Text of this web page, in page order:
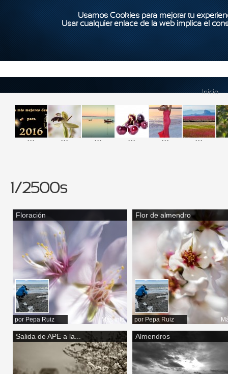
Usamos Cookies para mejorar tu
Usar cualquier enlace de la web implica el
Inicio
... ... ... ... ... ...
1/2500s
Floración
por Pepa Ruiz Más info
Flor de almendro
por Pepa Ruiz
Salida de APE a la... Almendros
Páginas